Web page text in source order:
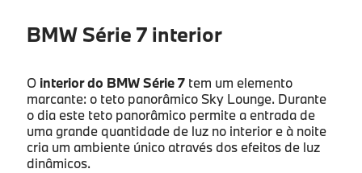
BMW Série 7 interior
O interior do BMW Série 7tem um elemento
marcante: o teto panorâmico Sky Lounge. Durante
o dia este teto panorâmico permite a entrada de
uma grande quantidade de luz no interior e à noite
cria um ambiente único através dos efeitos de luz
dinâmicos.